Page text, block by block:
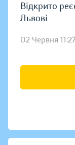
Відкрито
Львові
02 Червня 11:27